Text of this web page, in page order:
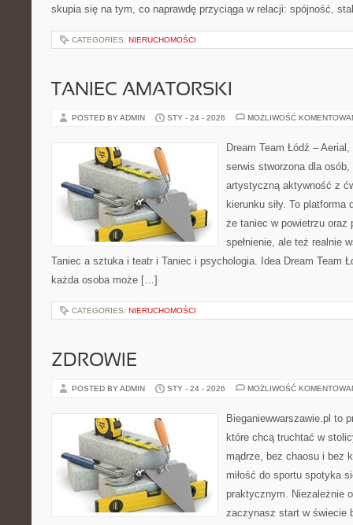
skupia się na tym, co naprawdę przyciąga w relacji: spójność,
CATEGORIES: NIERUCHOMOŚCI
TANIEC AMATORSKI
POSTED BY ADMIN STY - 24 - 2026 MOŻLIWOŚĆ
Dream Team Łódź –
serwis stworzona dla
artystyczną aktywność z
kierunku siły. To
że taniec w powietrzu oraz
spełnienie, ale też realnie
Taniec a sztuka i teatr i Taniec i psychologia. Idea Dream Team
każda osoba może […]
CATEGORIES: NIERUCHOMOŚCI
ZDROWIE
POSTED BY ADMIN STY - 24 - 2026 MOŻLIWOŚĆ
Bieganiewwarszawie.pl to
które chcą truchtać w
mądrze, bez chaosu i bez
miłość do sportu spotyka
praktycznym. Niezależnie
zaczynasz start w świecie